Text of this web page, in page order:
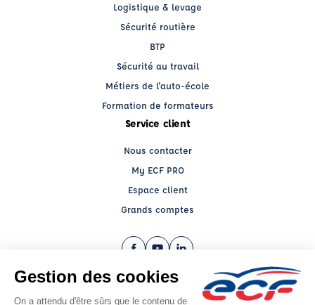
Logistique & levage
Sécurité routière
BTP
Sécurité au travail
Métiers de l'auto-école
Formation de formateurs
Service client
Nous contacter
My ECF PRO
Espace client
Grands comptes